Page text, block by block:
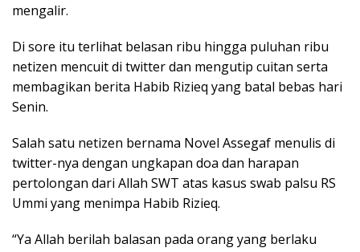
mengalir.
Di sore itu terlihat belasan ribu hingga puluhan ribu
netizen mencuit di twitter dan mengutip cuitan serta
membagikan berita Habib Rizieq yang batal bebas hari
Senin.
Salah satu netizen bernama Novel Assegaf menulis di
twitter-nya dengan ungkapan doa dan harapan
pertolongan dari Allah SWT atas kasus swab palsu RS
Ummi yang menimpa Habib Rizieq.
“Ya Allah berilah balasan pada orang yang berlaku